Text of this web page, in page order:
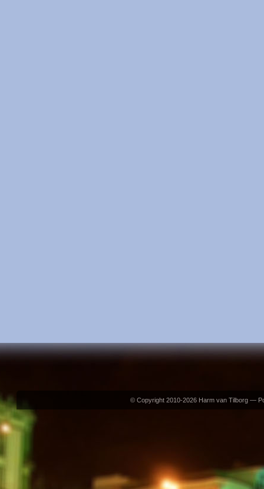
© Copyright 2010-2026 Harm van Tilborg —